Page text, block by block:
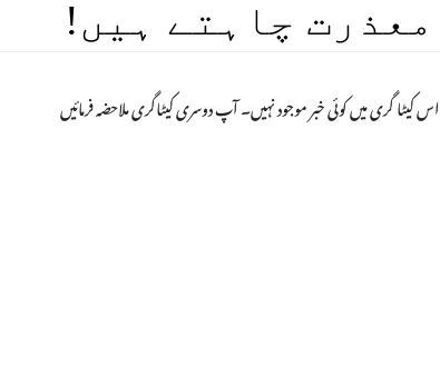
معذرت چاہتے ہیں!
اس کیٹا گری میں کوئی خبر موجود نہیں۔ آپ دوسری کیٹاگری ملاحضہ فرمائیں